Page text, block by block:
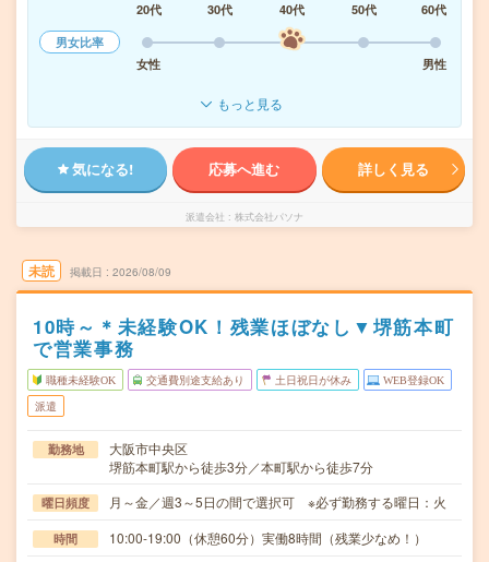
20代
30代 40代 50代
60代
男女比率
女性
男性
もっと見る
気になる! 応募へ進む 詳しく見る
派遣会社 株式会社パソナ
未読 掲載日 2026/08/09
10時～＊未経験OK！残業ほぼなし▼堺筋本町
で営業事務
職種未経験OK 交通費別途支給あり 土日祝日が休み WEB登録OK
派遣
勤務地
大阪市中央区
堺筋本町駅から徒歩3分／本町駅から徒歩7分
曜日頻度 月～金／週3～5日の間で選択可 ※必ず勤務する曜日：火
時間 10:00-19:00（休憩60分）実働8時間（残業少なめ！）